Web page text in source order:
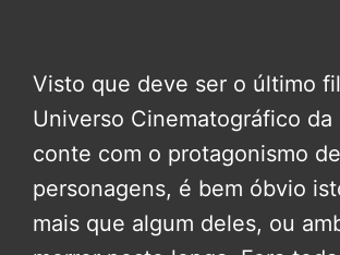
Visto que deve ser o último
Universo Cinematográfico da
conte com o protagonismo
personagens, é bem óbvio
mais que algum deles, ou